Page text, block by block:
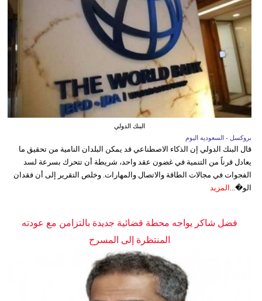
البنك الدولي
بروكسل - السعوديه اليوم
قال البنك الدولي إن الذكاء الاصطناعي قد يمكن البلدان النامية من تحقيق ما
يعادل قرناً من التنمية في غضون عقد واحد، شريطة أن تتحرك بسرعة لسد
الفجوات في مجالات الطاقة والاتصال والمهارات. وخلص التقرير إلى أن فقدان
الو�... المزيد
فضل شاكر يواجه محطة قضائية جديدة بالتزامن مع عودته
المنتظرة إلى المسرح